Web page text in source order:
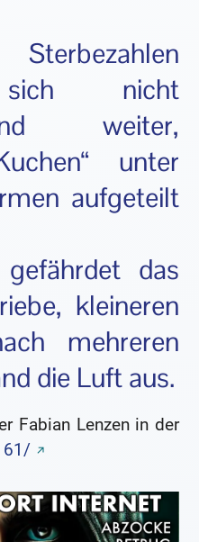
sich nicht
weiter,
unter
aufgeteilt
das
kleineren
mehreren
die Luft aus.
Fabian Lenzen in der